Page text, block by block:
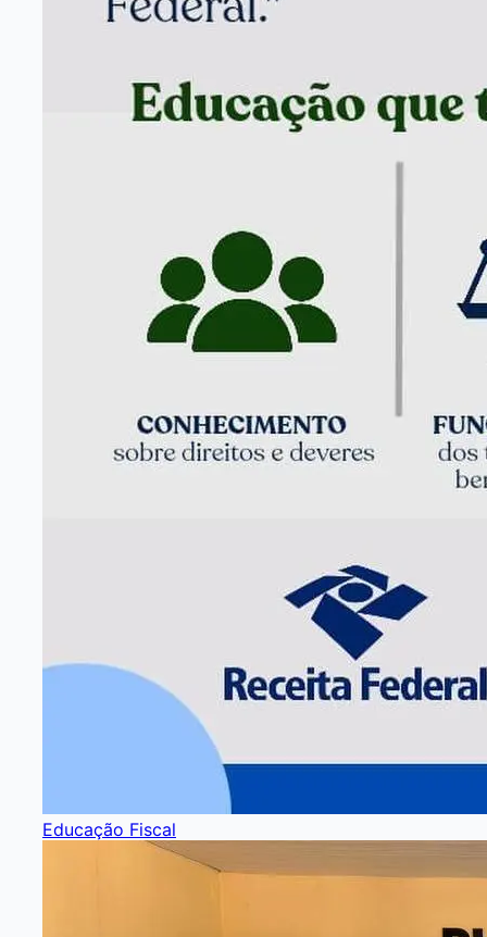
Educação Fiscal